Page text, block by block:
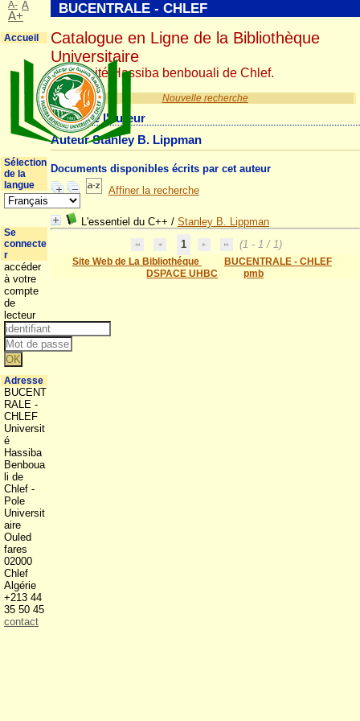
Nouvelle recherche
Détail de l'auteur
Auteur Stanley B. Lippman
Documents disponibles écrits par cet auteur
Affiner la recherche
L'essentiel du C++ / Stanley B. Lippman
1
(1 - 1 / 1)
Site Web de La Bibliothéque
BUCENTRALE - CHLEF
DSPACE UHBC
pmb
BUCENTRALE - CHLEF
Catalogue en Ligne de la Bibliothèque
Universitaire
Université Hassiba benbouali de Chlef.
A- A
A+
Accueil
Sélection
de la
langue
Se
connecte
r
accéder
à votre
compte
de
lecteur
Adresse
BUCENT
RALE -
CHLEF
Universit
é
Hassiba
Benboua
li de
Chlef -
Pole
Universit
aire
Ouled
fares
02000
Chlef
Algérie
+213 44
35 50 45
contact